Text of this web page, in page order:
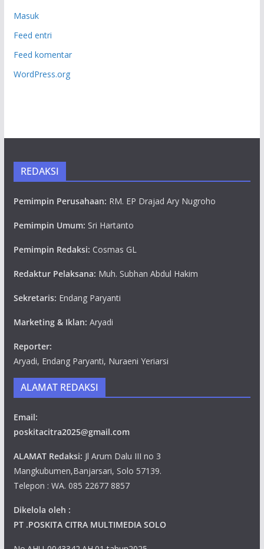
Masuk
Feed entri
Feed komentar
WordPress.org
REDAKSI
Pemimpin Perusahaan: RM. EP Drajad Ary Nugroho
Pemimpin Umum: Sri Hartanto
Pemimpin Redaksi: Cosmas GL
Redaktur Pelaksana: Muh. Subhan Abdul Hakim
Sekretaris: Endang Paryanti
Marketing & Iklan: Aryadi
Reporter:
Aryadi, Endang Paryanti, Nuraeni Yeriarsi
ALAMAT REDAKSI
Email:
poskitacitra2025@gmail.com
ALAMAT Redaksi: Jl Arum Dalu III no 3
Mangkubumen,Banjarsari, Solo 57139.
Telepon : WA. 085 22677 8857
Dikelola oleh :
PT .POSKITA CITRA MULTIMEDIA SOLO